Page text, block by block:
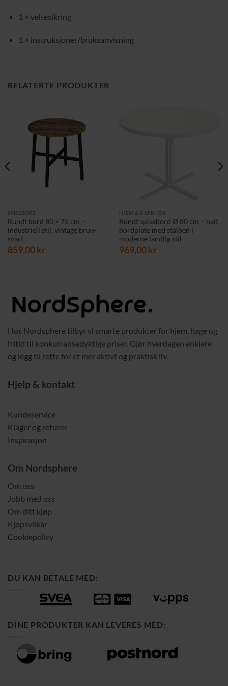
1 × veltesikring
1 × instruksjoner/bruksanvisning
RELATERTE PRODUKTER
SPISEBORD
Rundt bord 80 × 75 cm –
industriell stil, vintage brun-
svart
859,00kr
HJEM & KJØKKEN
Rundt spisebord Ø 80 cm – hvit
bordplate med stålben i
moderne landlig stil
969,00kr
Hos Nordsphere tilbyr vi smarte produkter for hjem, hage og
fritid til konkurransedyktige priser. Gjør hverdagen enklere
og legg til rette for et mer aktivt og praktisk liv.
Hjelp & kontakt
Kundeservice
Klager og returer
Inspirasjon
Om Nordsphere
Om oss
Jobb med oss
Om ditt kjøp
Kjøpsvilkår
Cookiepolicy
DU KAN BETALE MED:
DINE PRODUKTER KAN LEVERES MED: